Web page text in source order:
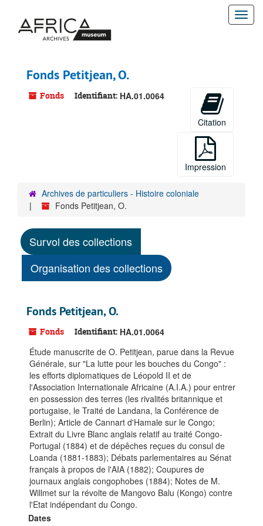
contenu
Fonds Petitjean, O.
Fonds Identifiant: HA.01.0064
Citation
Impression
Archives de particuliers - Histoire coloniale
Fonds Petitjean, O.
Survol des collections
Organisation des collections
Fonds Petitjean, O.
Fonds Identifiant: HA.01.0064
Étude manuscrite de O. Petitjean, parue dans la Revue
Générale, sur "La lutte pour les bouches du Congo" :
les efforts diplomatiques de Léopold II et de
l'Association Internationale Africaine (A.I.A.) pour entrer
en possession des terres (les rivalités britannique et
portugaise, le Traité de Landana, la Conférence de
Berlin); Article de Cannart d'Hamale sur le Congo;
Extrait du Livre Blanc anglais relatif au traité Congo-
Portugal (1884) et de dépêches reçues du consul de
Loanda (1881-1883); Débats parlementaires au Sénat
français à propos de l'AIA (1882); Coupures de
journaux anglais congophobes (1884); Notes de M.
Willmet sur la révolte de Mangovo Balu (Kongo) contre
l'Etat indépendant du Congo.
Dates